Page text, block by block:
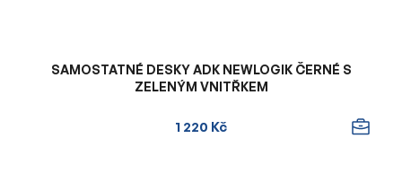
SAMOSTATNÉ DESKY ADK NEWLOGIK ČERNÉ S
ZELENÝM VNITŘKEM
1 220 Kč